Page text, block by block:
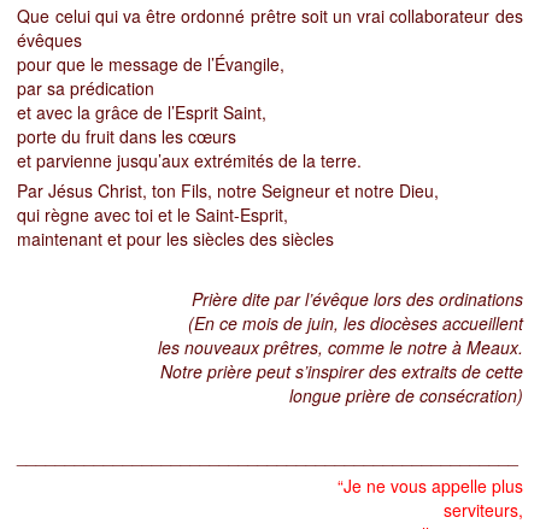
Que celui qui va être ordonné prêtre soit un vrai collaborateur des
évêques
pour que le message de l’Évangile,
par sa prédication
et avec la grâce de l’Esprit Saint,
porte du fruit dans les cœurs
et parvienne jusqu’aux extrémités de la terre.
Par Jésus Christ, ton Fils, notre Seigneur et notre Dieu,
qui règne avec toi et le Saint-Esprit,
maintenant et pour les siècles des siècles
Prière dite par l’évêque lors des ordinations
(En ce mois de juin, les diocèses accueillent
les nouveaux prêtres, comme le notre à Meaux.
Notre prière peut s’inspirer des extraits de cette
longue prière de consécration)
“Je ne vous appelle plus
serviteurs,